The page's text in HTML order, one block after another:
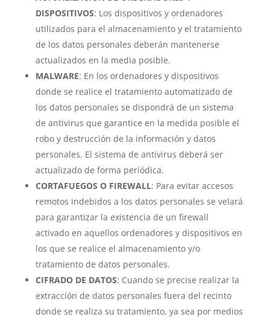
DISPOSITIVOS: Los dispositivos y ordenadores
utilizados para el almacenamiento y el tratamiento
de los datos personales deberán mantenerse
actualizados en la media posible.
MALWARE: En los ordenadores y dispositivos
donde se realice el tratamiento automatizado de
los datos personales se dispondrá de un sistema
de antivirus que garantice en la medida posible el
robo y destrucción de la información y datos
personales. El sistema de antivirus deberá ser
actualizado de forma periódica.
CORTAFUEGOS O FIREWALL: Para evitar accesos
remotos indebidos a los datos personales se velará
para garantizar la existencia de un firewall
activado en aquellos ordenadores y dispositivos en
los que se realice el almacenamiento y/o
tratamiento de datos personales.
CIFRADO DE DATOS: Cuando se precise realizar la
extracción de datos personales fuera del recinto
donde se realiza su tratamiento, ya sea por medios